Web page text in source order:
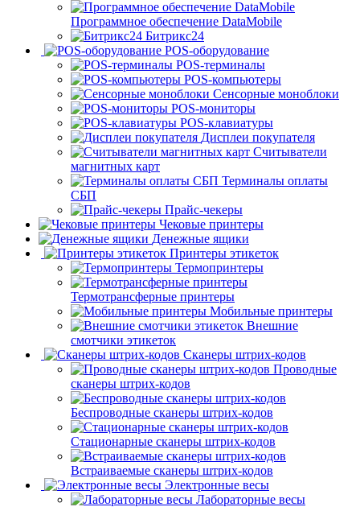
Программное обеспечение DataMobile
Битрикс24
POS-оборудование
POS-терминалы
POS-компьютеры
Сенсорные моноблоки
POS-мониторы
POS-клавиатуры
Дисплеи покупателя
Считыватели
магнитных карт
Терминалы оплаты
СБП
Прайс-чекеры
Чековые принтеры
Денежные ящики
Принтеры этикеток
Термопринтеры
Термотрансферные принтеры
Мобильные принтеры
Внешние
смотчики этикеток
Сканеры штрих-кодов
Проводные
сканеры штрих-кодов
Беспроводные сканеры штрих-кодов
Стационарные сканеры штрих-кодов
Встраиваемые сканеры штрих-кодов
Электронные весы
Лабораторные весы